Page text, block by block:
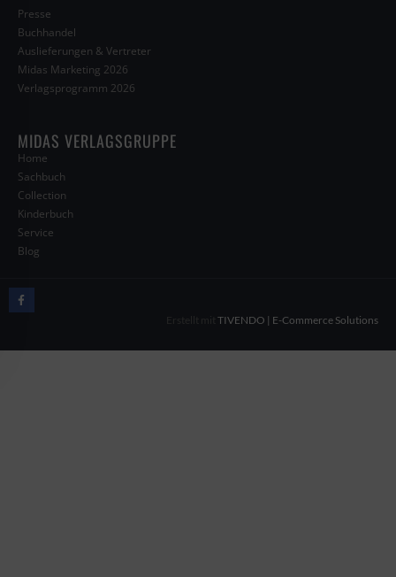
Presse
Buchhandel
Auslieferungen & Vertreter
Midas Marketing 2026
Verlagsprogramm 2026
MIDAS VERLAGSGRUPPE
Home
Sachbuch
Collection
Kinderbuch
Service
Blog
TIVENDO | E-Commerce Solutions